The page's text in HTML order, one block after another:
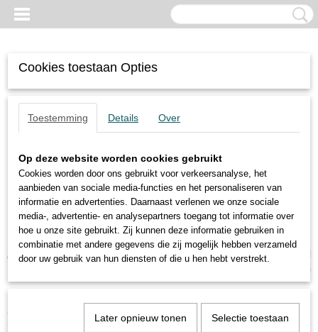
Inloggen Registreren
UW WINKELWAGEN
(0)
Home
Cookies toestaan Opties
Toestemming Details Over
Op deze website worden cookies gebruikt
Cookies worden door ons gebruikt voor verkeersanalyse, het
aanbieden van sociale media-functies en het personaliseren van
informatie en advertenties. Daarnaast verlenen we onze sociale
media-, advertentie- en analysepartners toegang tot informatie over
hoe u onze site gebruikt. Zij kunnen deze informatie gebruiken in
combinatie met andere gegevens die zij mogelijk hebben verzameld
door uw gebruik van hun diensten of die u hen hebt verstrekt.
Later opnieuw tonen Selectie toestaan